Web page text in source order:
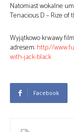
Natomiast wokalne
Tenacious D – Rize of
Wyjątkowo krwawy
adresem:http://
with-jack-black
Facebook